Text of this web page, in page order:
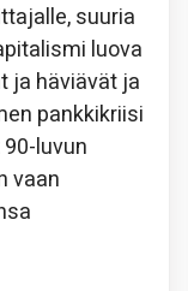
suuria
luova
ja häviävät ja
pankkikriisi
luvun
vaan